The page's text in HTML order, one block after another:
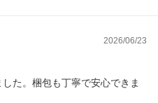
2026/06/23
た。梱包も丁寧で安心できま